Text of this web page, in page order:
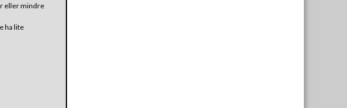
eller mindre
ha lite